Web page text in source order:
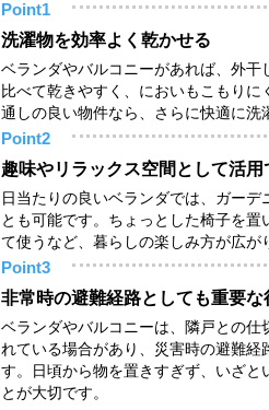
Point1
洗濯物を効率よく乾かせる
ベランダやバルコニーがあれば、外干
比べて乾きやすく、においもこもり
通しの良い物件なら、さらに快適に洗
Point2
趣味やリラックス空間として活用
日当たりの良いベランダでは、ガーデ
とも可能です。ちょっとした椅子を置
て使うなど、暮らしの楽しみ方が広が
Point3
非常時の避難経路としても重要な
ベランダやバルコニーは、隣戸との仕
れている場合があり、災害時の避難経
す。日頃から物を置きすぎず、いざと
とが大切です。